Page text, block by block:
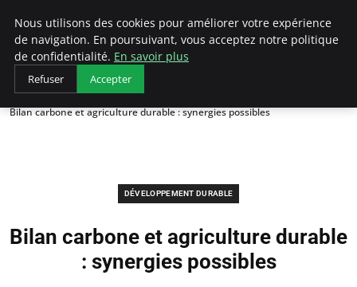
Arcticclimateemergency
Accueil
Développement durable
Bilan carbone et agriculture durable : synergies possibles
DÉVELOPPEMENT DURABLE
Bilan carbone et agriculture durable
: synergies possibles
Nous utilisons des cookies pour améliorer votre expérience
de navigation. En poursuivant, vous acceptez notre politique
de confidentialité. En savoir plus
Refuser Accepter